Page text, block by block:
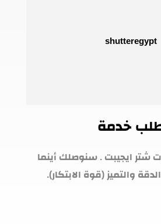
خدمة
شتر ايجيبت . سنوصلك أينما
والتميز (قوة الابتكار).